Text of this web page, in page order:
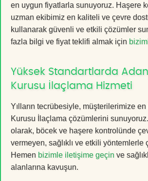
en uygun fiyatlarla sunuyoruz. Haşere
uzman ekibimiz en kaliteli ve çevre
kullanarak güvenli ve etkili çözümler
fazla bilgi ve fiyat teklifi almak için
Yüksek Standartlarda
Kurusu İlaçlama Hizmeti
Yılların tecrübesiyle, müşterilerimize
Kurusu İlaçlama çözümlerini
olarak, böcek ve haşere kontrolünde
vermeyen, sağlıklı ve etkili yöntemlerle
Hemen bizimle iletişime geçin ve
alanlarına kavuşun.